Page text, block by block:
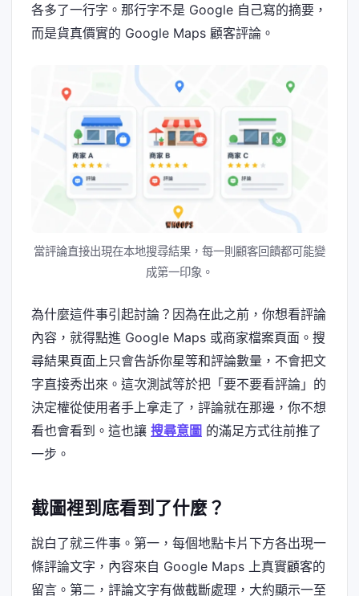
各多了一行字。那行字不是 Google 自己寫的摘要，
而是貨真價實的 Google Maps 顧客評論。
當評論直接出現在本地搜尋結果，每一則顧客回饋都可能變
成第一印象。
為什麼這件事引起討論？因為在此之前，你想看評論
內容，就得點進 Google Maps 或商家檔案頁面。搜
尋結果頁面上只會告訴你星等和評論數量，不會把文
字直接秀出來。這次測試等於把「要不要看評論」的
決定權從使用者手上拿走了，評論就在那邊，你不想
看也會看到。這也讓 搜尋意圖 的滿足方式往前推了
一步。
截圖裡到底看到了什麼？
說白了就三件事。第一，每個地點卡片下方各出現一
條評論文字，內容來自 Google Maps 上真實顧客的
留言。第二，評論文字有做截斷處理，大約顯示一至